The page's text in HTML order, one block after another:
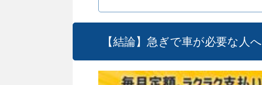
【結論】急ぎで車が必要な人へ